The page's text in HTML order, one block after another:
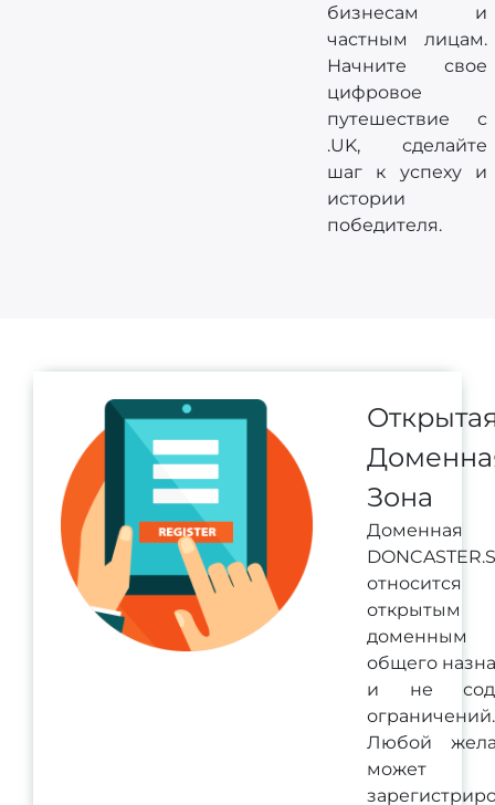
бизнесам и
частным лицам.
Начните свое
цифровое
путешествие с
.UK, сделайте
шаг к успеху и
истории
победителя.
Зона
Доменная
открытым
доменным
общего
и не
ограничений.
Любой
может